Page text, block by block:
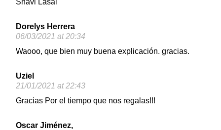
Dorelys Herrera
06/03/2021 at 20:34
Waooo, que bien muy buena explicación. gracias.
Uziel
21/01/2021 at 22:43
Gracias Por el tiempo que nos regalas!!!
Oscar Jiménez,